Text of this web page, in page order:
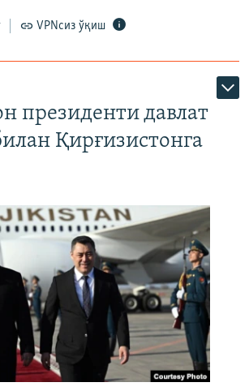
VPNсиз ўқиш
президенти давлат
Қирғизистонга